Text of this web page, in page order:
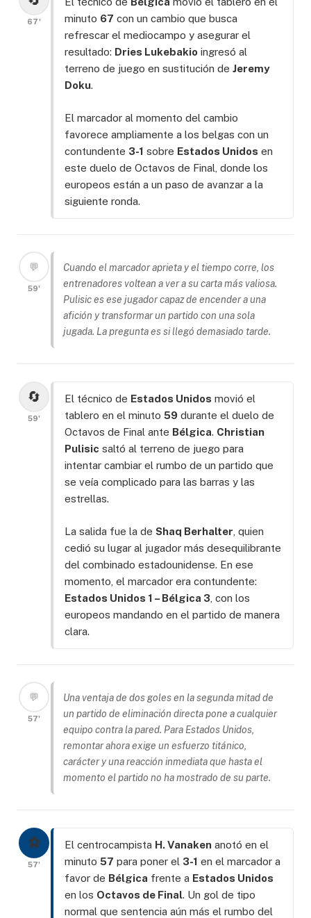
67'
minuto 67 con un cambio que busca
refrescar el mediocampo y asegurar el
resultado: Dries Lukebakio ingresó al
terreno de juego en sustitución de Jeremy
Doku.
El marcador al momento del cambio
favorece ampliamente a los belgas con un
contundente 3-1 sobre Estados Unidos en
este duelo de Octavos de Final, donde los
europeos están a un paso de avanzar a la
siguiente ronda.
💬
59'
Cuando el marcador aprieta y el tiempo corre, los
entrenadores voltean a ver a su carta más valiosa.
Pulisic es ese jugador capaz de encender a una
afición y transformar un partido con una sola
jugada. La pregunta es si llegó demasiado tarde.
🔄
59'
El técnico de Estados Unidos movió el
tablero en el minuto 59 durante el duelo de
Octavos de Final ante Bélgica. Christian
Pulisic saltó al terreno de juego para
intentar cambiar el rumbo de un partido que
se veía complicado para las barras y las
estrellas.
La salida fue la de Shaq Berhalter , quien
cedió su lugar al jugador más desequilibrante
del combinado estadounidense. En ese
momento, el marcador era contundente:
Estados Unidos 1 – Bélgica 3 , con los
europeos mandando en el partido de manera
clara.
💬
57'
Una ventaja de dos goles en la segunda mitad de
un partido de eliminación directa pone a cualquier
equipo contra la pared. Para Estados Unidos,
remontar ahora exige un esfuerzo titánico,
carácter y una reacción inmediata que hasta el
momento el partido no ha mostrado de su parte.
⚽
57'
El centrocampista H. Vanaken anotó en el
minuto 57 para poner el 3-1 en el marcador a
favor de Bélgica frente a Estados Unidos
en los Octavos de Final. Un gol de tipo
normal que sentencia aún más el rumbo del